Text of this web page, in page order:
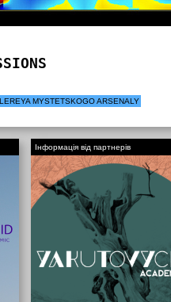
MYSTETSKOGO ARSENALY
Інформація від партнерів